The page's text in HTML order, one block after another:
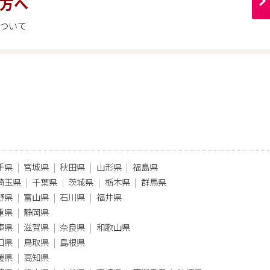
いて
県 宮城県 秋田県 山形県
福島県
玉県
千葉県 茨城県 栃木県
群馬県
県
富山県 石川県
福井県
県
静岡県
県
滋賀県 奈良県
和歌山県
県
鳥取県
島根県
県
高知県